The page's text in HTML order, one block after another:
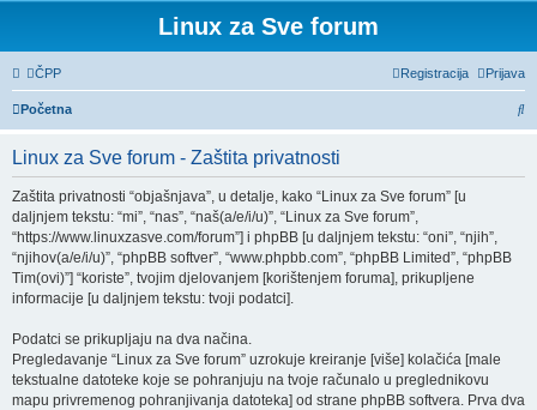
Linux za Sve forum
ČPP Prijava
Registracija
Početna
P
Linux za Sve forum - Zaštita privatnosti
Zaštita privatnosti “objašnjava”, u detalje, kako “Linux za Sve forum” [u
daljnjem tekstu: “mi”, “nas”, “naš(a/e/i/u)”, “Linux za Sve forum”,
“https://www.linuxzasve.com/forum”] i phpBB [u daljnjem tekstu: “oni”, “njih”,
“njihov(a/e/i/u)”, “phpBB softver”, “www.phpbb.com”, “phpBB Limited”, “phpBB
Tim(ovi)”] “koriste”, tvojim djelovanjem [korištenjem foruma], prikupljene
informacije [u daljnjem tekstu: tvoji podatci].
Podatci se prikupljaju na dva načina.
Pregledavanje “Linux za Sve forum” uzrokuje kreiranje [više] kolačića [male
tekstualne datoteke koje se pohranjuju na tvoje računalo u preglednikovu
mapu privremenog pohranjivanja datoteka] od strane phpBB softvera. Prva dva